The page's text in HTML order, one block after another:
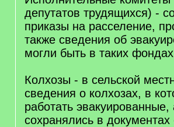
депутатов трудящихся) -
приказы на расселение,
также сведения об
могли быть в таких
Колхозы - в сельской
сведения о колхозах, в
работать
сохранялись в документах